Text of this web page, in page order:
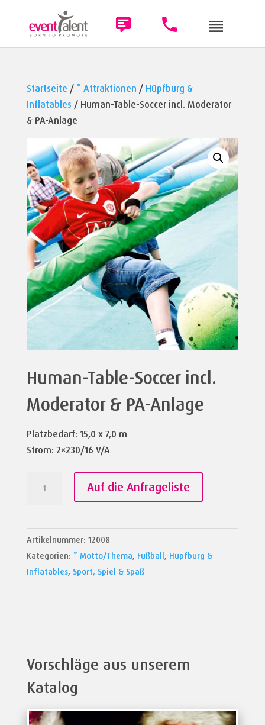
Startseite / * Attraktionen / Hüpfburg &
Inflatables / Human-Table-Soccer incl. Moderator
& PA-Anlage
Human-Table-Soccer incl.
Moderator & PA-Anlage
Platzbedarf: 15,0 x 7,0 m
Strom: 2×230/16 V/A
incl.
Moderator
&
PA-
Auf die Anfrageliste
Artikelnummer: 12008
Kategorien: * Motto/Thema, Fußball , Hüpfburg &
Inflatables, Sport, Spiel & Spaß
Vorschläge aus unserem
Katalog